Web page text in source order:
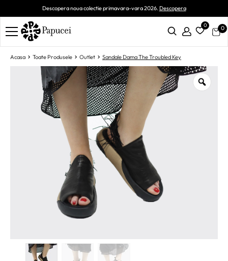
Descopera noua colectie primavara-vara 2026.Descopera
0 0
Acasa Toate Produsele Outlet Sandale Dama The Troubled Key